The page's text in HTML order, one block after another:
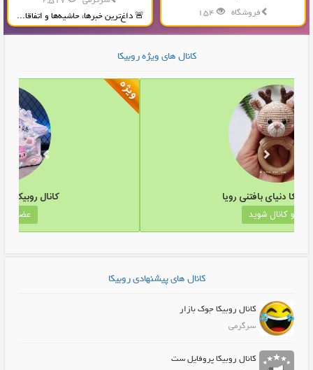
فروشگاه
تولید و پخش محصولات پلاستیکی...
🚨 داغ‌ترین خبرها، حاشیه‌ها و اتفاقا...
کانال های ویژه روبیکا
کانال روبیکا دنیای بافتنی رویا
کانال های پیشنهادی روبیکا
کانال روبیکا جوک بازار
سرگرمی
کانال روبیکا پروفایل ست